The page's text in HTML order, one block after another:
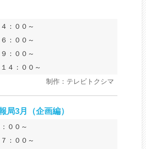
：００～
：００～
：００～
４：００～
制作：テレビトクシマ
局3月（企画編）
００～
：００～